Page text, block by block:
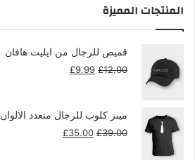
المنتجات المميزة
قميص للرجال من ايليت هافان
£12.00
السعر
£12.00.
£9.99 السعر
£9.99.
مينز كلوب للرجال متعدد الالوان
£39.00
السعر £35.00 السعر